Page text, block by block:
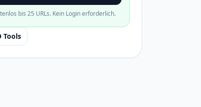
bis 25 URLs. Kein Login erforderlich.
Tools